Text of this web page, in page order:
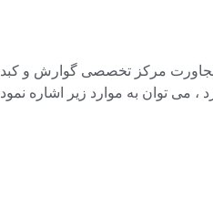
مركز تخصصی گوارش و كبد
می توان به موارد زير اشاره نمود